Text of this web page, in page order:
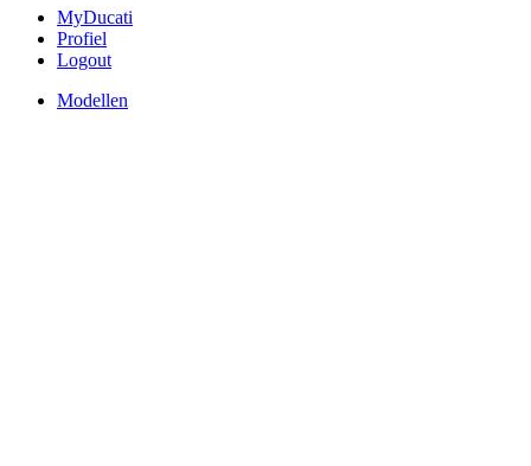
MyDucati
Profiel
Logout
Modellen